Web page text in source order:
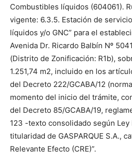
Combustibles líquidos (604061).
vigente: 6.3.5. Estación de
líquidos y/o GNC” para el
Avenida Dr. Ricardo Balbín Nº
(Distrito de Zonificación: R1b),
1.251,74 m2, incluido en los
del Decreto 222/GCABA/12
momento del inicio del trámite,
del Decreto 85/GCABA/19,
123 -texto consolidado según Ley
titularidad de GASPARQUE S.A.,
Relevante Efecto (CRE)”.